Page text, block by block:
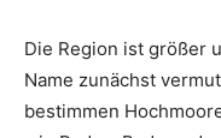
Die Region ist größer
Name zunächst
bestimmen